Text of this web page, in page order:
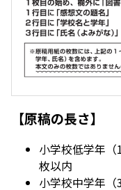
【原稿の長さ】
小学校低学年
枚以内
小学校中学年